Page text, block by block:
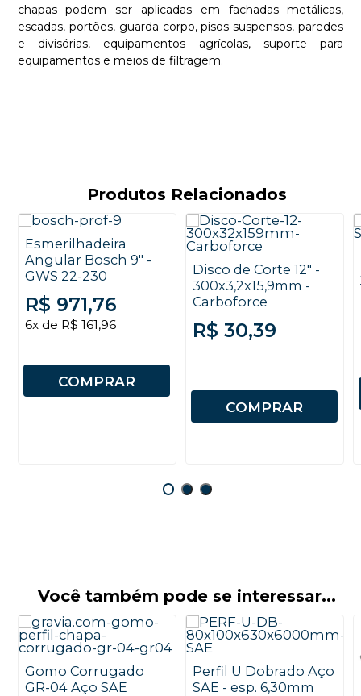
chapas podem ser aplicadas em fachadas metálicas,
escadas, portões, guarda corpo, pisos suspensos, paredes
e divisórias, equipamentos agrícolas, suporte para
equipamentos e meios de filtragem.
Produtos Relacionados
Esmerilhadeira
Angular Bosch 9" -
GWS 22-230
R$ 971,76
6x de R$ 161,96
COMPRAR
Disco de Corte 12" -
300x3,2x15,9mm -
Carboforce
R$ 30,39
COMPRAR
Você também pode se interessar...
Gomo Corrugado
GR-04 Aço SAE
Perfil U Dobrado Aço
SAE - esp. 6,30mm